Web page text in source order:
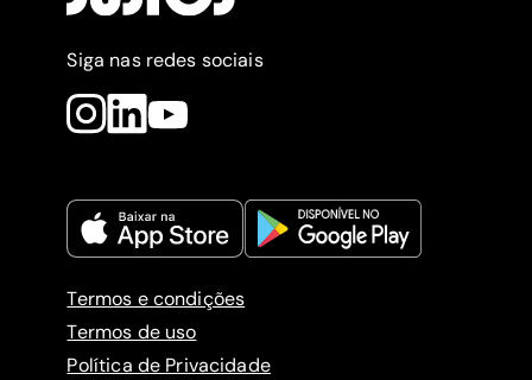
Siga nas redes sociais
Termos e condições
Termos de uso
Política de Privacidade